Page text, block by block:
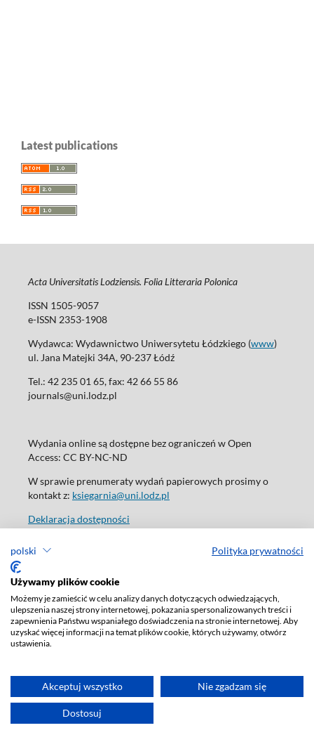
polski Polityka prywatności
Używamy plików cookie
Możemy je zamieścić w celu analizy danych dotyczących odwiedzających,
ulepszenia naszej strony internetowej, pokazania spersonalizowanych treści i
zapewnienia Państwu wspaniałego doświadczenia na stronie internetowej. Aby
uzyskać więcej informacji na temat plików cookie, których używamy, otwórz
ustawienia.
Akceptuj wszystko Nie zgadzam się
Dostosuj
Latest publications
Acta Universitatis Lodziensis. Folia Litteraria Polonica
ISSN 1505-9057
e-ISSN 2353-1908
Wydawca: Wydawnictwo Uniwersytetu Łódzkiego (www)
ul. Jana Matejki 34A, 90-237 Łódź
Tel.: 42 235 01 65, fax: 42 66 55 86
journals@uni.lodz.pl
Wydania online są dostępne bez ograniczeń w Open
Access: CC BY-NC-ND
W sprawie prenumeraty wydań papierowych prosimy o
kontakt z: ksiegarnia@uni.lodz.pl
Deklaracja dostępności